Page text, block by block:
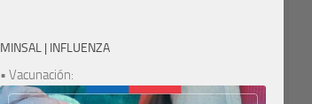
MINSAL | INFLUENZA
• Vacunación: